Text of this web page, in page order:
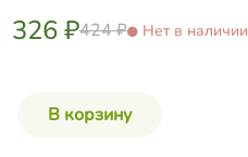
326 ₽424 ₽ Нет в наличии